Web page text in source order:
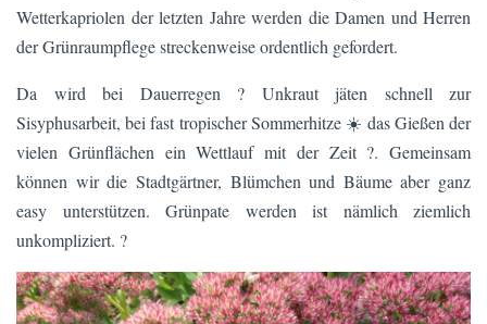
Wetterkapriolen der letzten Jahre werden die Damen und Herren
der Grünraumpflege streckenweise ordentlich gefordert.
Da wird bei Dauerregen ?️ Unkraut jäten schnell zur
Sisyphusarbeit, bei fast tropischer Sommerhitze ☀️ das Gießen der
vielen Grünflächen ein Wettlauf mit der Zeit ?. Gemeinsam
können wir die Stadtgärtner, Blümchen und Bäume aber ganz
easy unterstützen. Grünpate werden ist nämlich ziemlich
unkompliziert. ?